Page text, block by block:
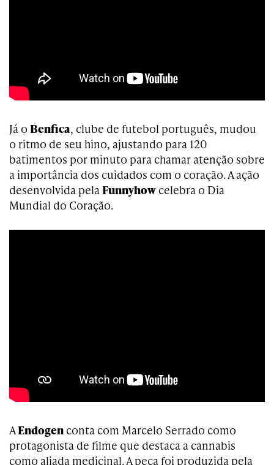
Já o Benfica, clube de futebol português, mudou
o ritmo de seu hino, ajustando para 120
batimentos por minuto para chamar atenção sobre
a importância dos cuidados com o coração. A ação
desenvolvida pelaFunnyhow celebra o Dia
Mundial do Coração.
AEndogen conta com Marcelo Serrado como
protagonista de filme que destaca a cannabis
como aliada medicinal. A peça foi produzida pela